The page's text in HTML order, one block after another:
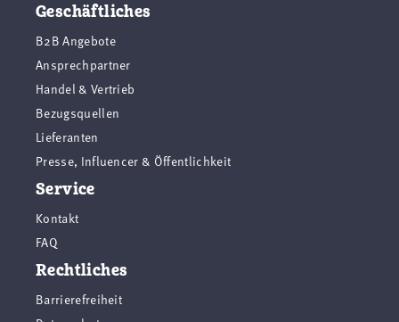
Geschäftliches
B2B Angebote
Ansprechpartner
Handel & Vertrieb
Bezugsquellen
Lieferanten
Presse, Influencer & Öffentlichkeit
Service
Kontakt
FAQ
Rechtliches
Barrierefreiheit